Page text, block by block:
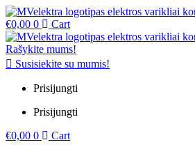
€0,00 0 Cart
Rašykite mums!
Susisiekite su mumis!
Prisijungti
Prisijungti
€0,00 0
Cart